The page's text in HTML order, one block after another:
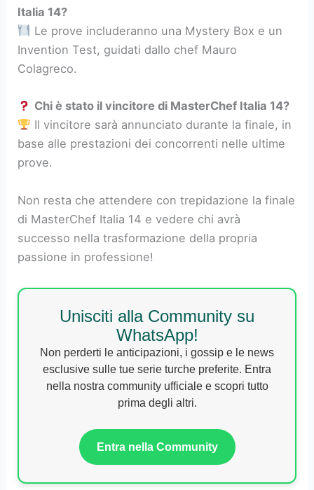
Italia 14?
Le prove includeranno una Mystery Box e un
Invention Test, guidati dallo chef Mauro
Colagreco.
Chi è stato il vincitore di MasterChef Italia 14?
Il vincitore sarà annunciato durante la finale, in
base alle prestazioni dei concorrenti nelle ultime
prove.
Non resta che attendere con trepidazione la finale
di MasterChef Italia 14 e vedere chi avrà
successo nella trasformazione della propria
passione in professione!
Unisciti alla Community su
WhatsApp!
Non perderti le anticipazioni, i gossip e le news
esclusive sulle tue serie turche preferite. Entra
nella nostra community ufficiale e scopri tutto
prima degli altri.
Entra nella Community